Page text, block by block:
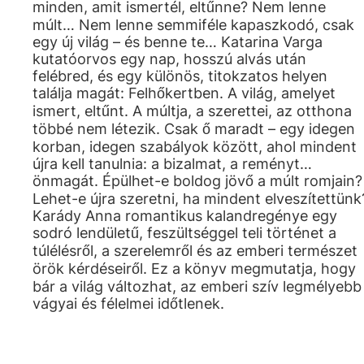
minden, amit ismertél, eltűnne? Nem lenne
múlt… Nem lenne semmiféle kapaszkodó, csak
egy új világ – és benne te… Katarina Varga
kutatóorvos egy nap, hosszú alvás után
felébred, és egy különös, titokzatos helyen
találja magát: Felhőkertben. A világ, amelyet
ismert, eltűnt. A múltja, a szerettei, az otthona
többé nem létezik. Csak ő maradt – egy idegen
korban, idegen szabályok között, ahol mindent
újra kell tanulnia: a bizalmat, a reményt…
önmagát. Épülhet-e boldog jövő a múlt romjain?
Lehet-e újra szeretni, ha mindent
Karády Anna romantikus kalandregénye egy
sodró lendületű, feszültséggel teli történet a
túlélésről, a szerelemről és az emberi természet
örök kérdéseiről. Ez a könyv megmutatja, hogy
bár a világ változhat, az emberi szív legmélyebb
vágyai és félelmei időtlenek.